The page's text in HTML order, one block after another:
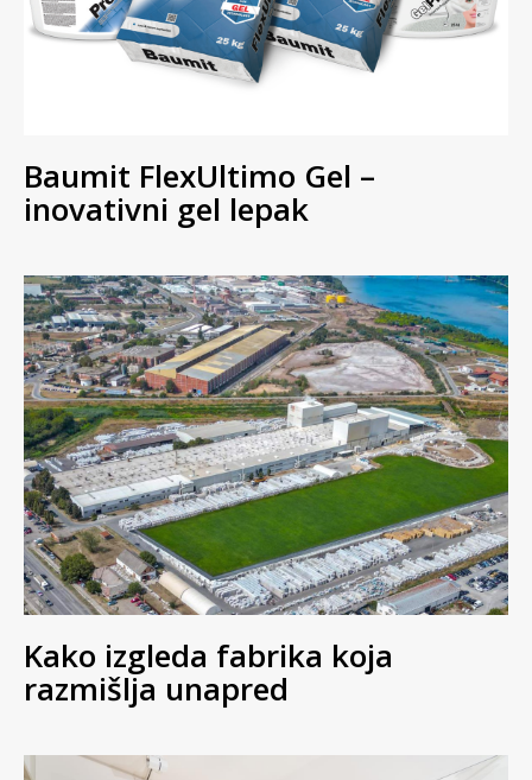
Baumit FlexUltimo Gel –
inovativni gel lepak
Kako izgleda fabrika koja
razmišlja unapred